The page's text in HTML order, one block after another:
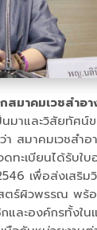
มาคมเวชสำอ
นมาและวิสัยทัศน์
สมาคมเวชสำอ
ทะเบียนได้รับใ
เพื่อส่งเสริมวิ
สตร์ผิวพรรณ พร้
และองค์กรทั้งใน